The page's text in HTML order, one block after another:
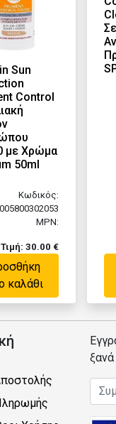
Sun
Control
με Χρώμα
50ml
Κωδικός:
MPN:
Τιμή: 30.00 €
καλάθι